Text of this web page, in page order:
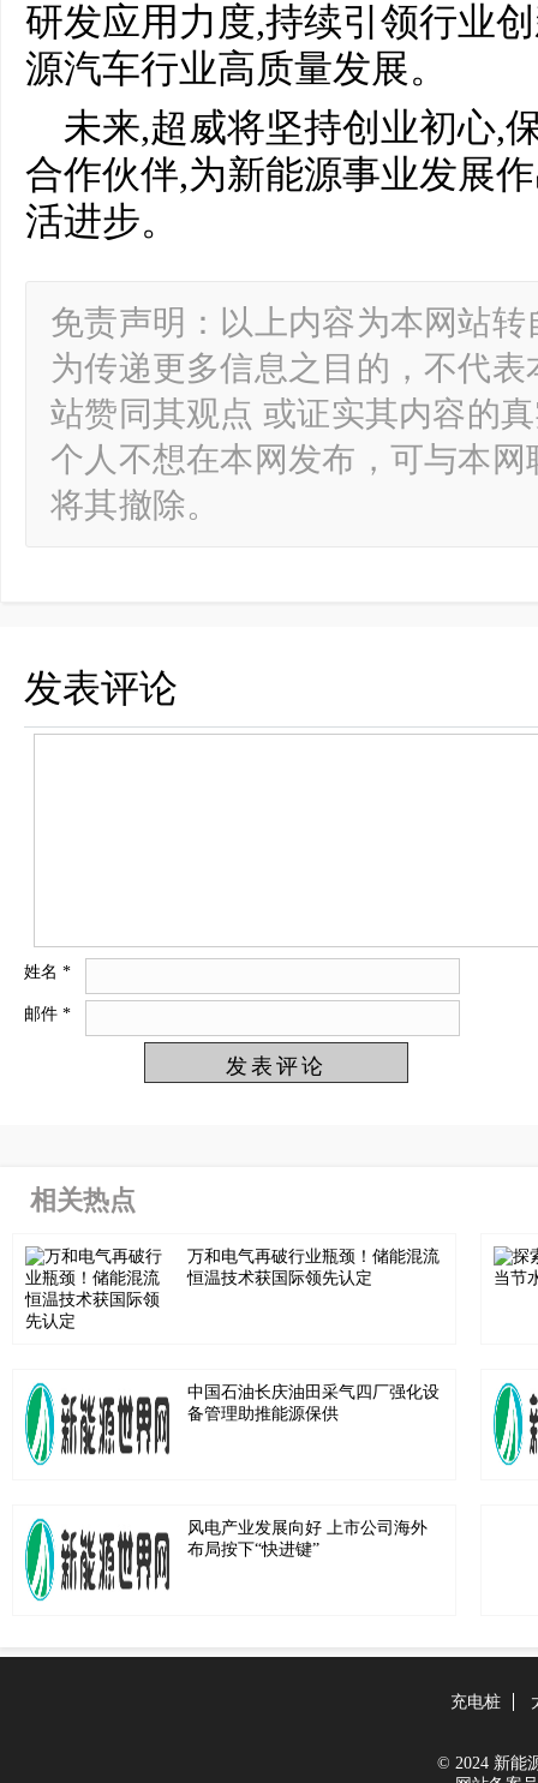
研发应用力度,持续引领行业
源汽车行业高质量发展。
未来,超威将坚持创业初心,
合作伙伴,为新能源事业发展
活进步。
免责声明：以上内容为本网站
为传递更多信息之目的，不代
站赞同其观点 或证实其内容的
个人不想在本网发布，可与本
将其撤除。
发表评论
姓名 *
邮件 *
相关热点
万和电气再破行业瓶颈！储能混流
恒温技术获国际领先认定
中国石油长庆油田采气四厂强化设
备管理助推能源保供
风电产业发展向好 上市公司海外
布局按下“快进键”
充电桩
© 2024 新能